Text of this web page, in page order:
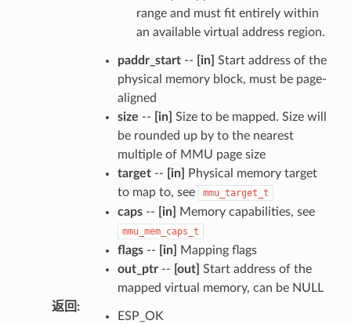
range and must fit entirely within
an available virtual address region.
paddr_start-- [in] Start address of the
physical memory block, must be page-
aligned
size -- [in] Size to be mapped. Size will
be rounded up by to the nearest
multiple of MMU page size
target-- [in]
Physical memory target
to map to, see
mmu_target_t
caps-- [in] Memory capabilities, see
mmu_mem_caps_t
flags-- [in]
Mapping flags
out_ptr-- [out] Start address of the
mapped virtual memory, can be NULL
返回:
ESP_OK